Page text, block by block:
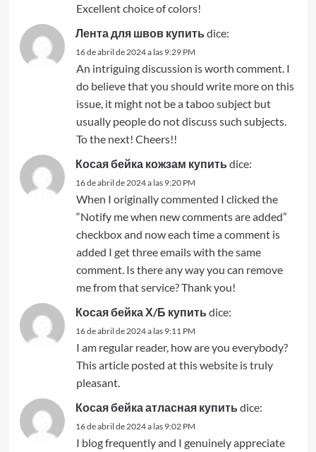
Excellent choice of colors!
Лента для швов купить dice:
16 de abril de 2024 a las 9:29 PM
An intriguing discussion is worth comment. I
do believe that you should write more on this
issue, it might not be a taboo subject but
usually people do not discuss such subjects.
To the next! Cheers!!
Косая бейка кожзам купить dice:
16 de abril de 2024 a las 9:20 PM
When I originally commented I clicked the
“Notify me when new comments are added”
checkbox and now each time a comment is
added I get three emails with the same
comment. Is there any way you can remove
me from that service? Thank you!
Косая бейка Х/Б купить dice:
16 de abril de 2024 a las 9:11 PM
I am regular reader, how are you everybody?
This article posted at this website is truly
pleasant.
Косая бейка атласная купить dice:
16 de abril de 2024 a las 9:02 PM
I blog frequently and I genuinely appreciate